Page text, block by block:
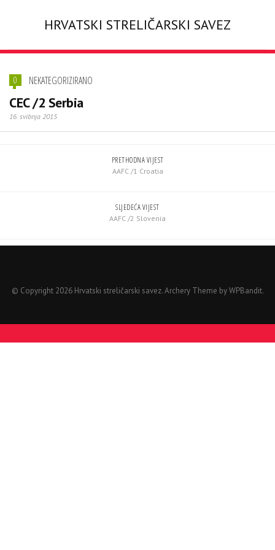
HRVATSKI STRELIČARSKI SAVEZ
0 NEKATEGORIZIRANO
CEC /2 Serbia
16. svibnja 2015
PRETHODNA VIJEST
AAFC /1 Croatia
SLJEDEĆA VIJEST
AAFC /2 Slovenia
© Copyright 2026 Hrvatski streličarski savez.Archery Theme byWPBandit.